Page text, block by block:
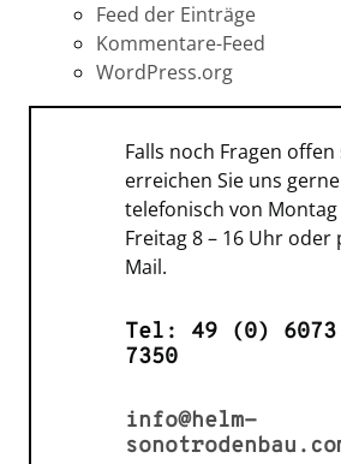
Feed der Einträge
Kommentare-Feed
WordPress.org
Falls noch Fragen offen
erreichen Sie uns
telefonisch von Montag
Freitag 8 – 16 Uhr oder
Mail.
Tel: 49 (0) 6073
7350
info@helm-